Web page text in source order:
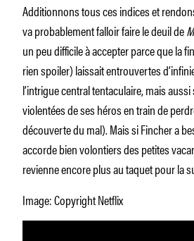
Additionnons tous ces indices et
va probablement falloir faire le deuil de
un peu difficile à accepter parce que la
rien spoiler) laissait entrouvertes
l’intrigue central tentaculaire, mais
violentées de ses héros en train de
découverte du mal). Mais si Fincher a
accorde bien volontiers des petites
revienne encore plus au taquet pour la
Image: Copyright Netflix